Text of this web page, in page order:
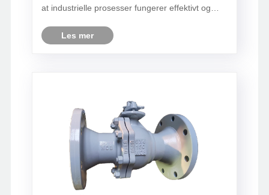
at industrielle prosesser fungerer effektivt og
Co., Ltd. spesialiserer seg på å produsere
høykvali......
Les mer